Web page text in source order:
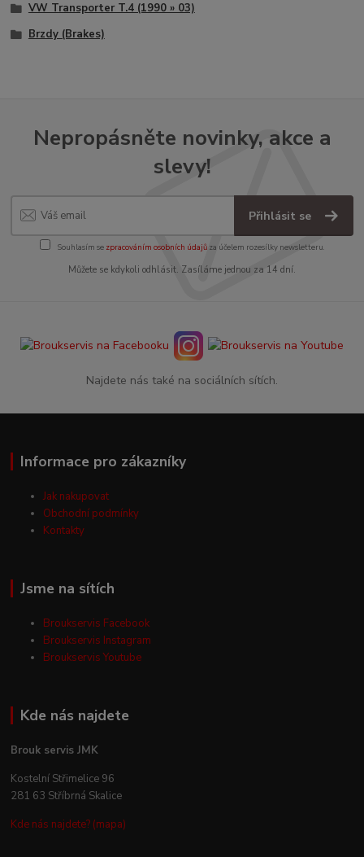
VW Transporter T.4 (1990 » 03)
Brzdy (Brakes)
Nepropásněte novinky, akce a
slevy!
Přihlásit se
Souhlasím se zpracováním osobních údajůza účelem rozesílky newsletteru.
Můžete se kdykoli odhlásit. Zasíláme jednou za 14 dní.
Najdete nás také na sociálních sítích.
Informace pro zákazníky
Jak nakupovat
Obchodní podmínky
Kontakty
Jsme na sítích
Broukservis Facebook
Broukservis Instagram
Broukservis Youtube
Kde nás najdete
Brouk servis JMK
Kostelní Střimelice 96
281 63 Stříbrná Skalice
Kde nás najdete? (mapa)